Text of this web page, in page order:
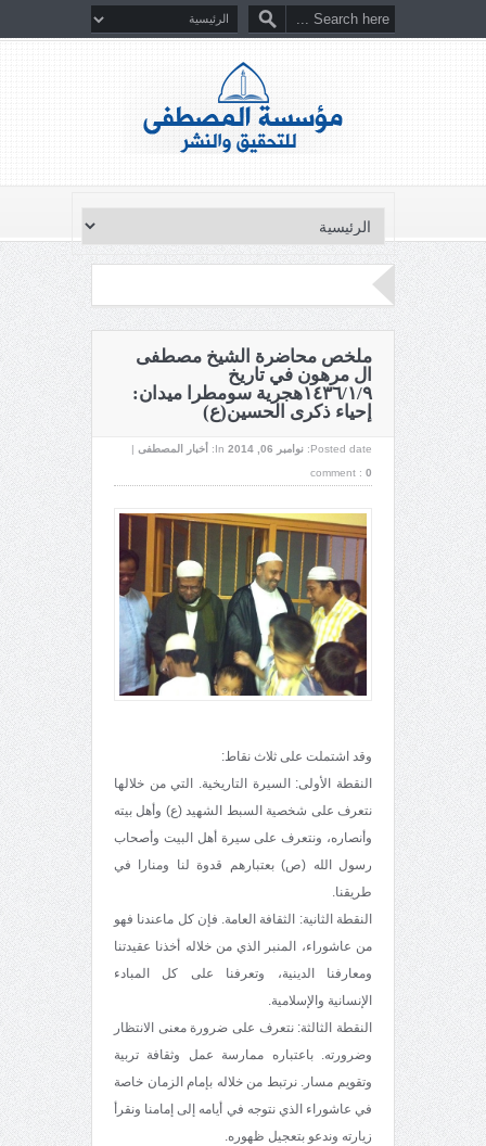
ملخص محاضرة الشيخ مصطفى
ال مرهون في تاريخ
١٤٣٦/١/٩هجرية سومطرا ميدان:
إحياء ذكرى الحسين(ع)
Posted date: نوامبر 06, 2014 In: أخبار المصطفى |
comment : 0
وقد اشتملت على ثلاث نقاط:
النقطة الأولى: السيرة التاريخية. التي من خلالها
نتعرف على شخصية السبط الشهيد (ع) وأهل بيته
وأنصاره، ونتعرف على سيرة أهل البيت وأصحاب
رسول الله (ص) بعتبارهم قدوة لنا ومنارا في
طريقنا.
النقطة الثانية: الثقافة العامة. فإن كل ماعندنا فهو
من عاشوراء، المنبر الذي من خلاله أخذنا عقيدتنا
ومعارفنا الدينية، وتعرفنا على كل المبادء
الإنسانية والإسلامية.
النقطة الثالثة: نتعرف على ضرورة معنى الانتظار
وضرورته. باعتباره ممارسة عمل وثقافة تربية
وتقويم مسار. نرتبط من خلاله بإمام الزمان خاصة
في عاشوراء الذي نتوجه في أيامه إلى إمامنا ونقرأ
زيارته وندعو بتعجيل ظهوره.